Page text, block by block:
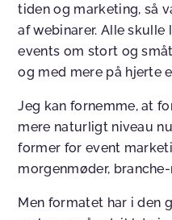
tiden og marketing, så
af webinarer. Alle
events om stort og
og med mere på hjerte
Jeg kan fornemme, at
mere naturligt niveau
former for event
morgenmøder,
Men formatet har i den